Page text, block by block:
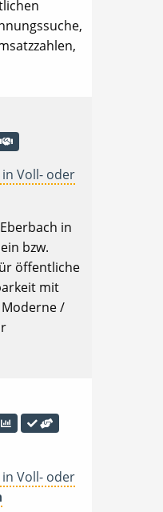
Voll- oder
in
bzw.
öffentliche
mit
/
Voll- oder